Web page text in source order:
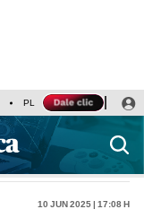
PLAZA VEA
10 Jun 2025 | 17:08 h